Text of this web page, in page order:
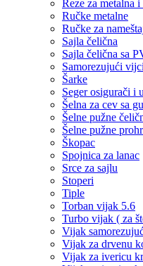
Reze za metalna
Ručke metalne
Ručke za
Sajla čelična
Sajla čelična sa
Samorezujući vijci
Šarke
Seger osigurači i
Šelna za cev sa
Šelne pužne
Šelne pužne
Škopac
Spojnica za lanac
Srce za sajlu
Stoperi
Tiple
Torban vijak 5.6
Turbo vijak ( za
Vijak
Vijak za drvenu
Vijak za ivericu